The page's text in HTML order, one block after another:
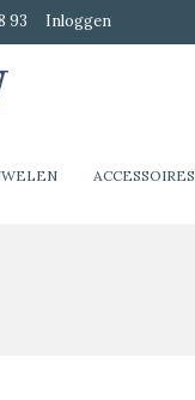
93 Inloggen
ACCESSOIRES